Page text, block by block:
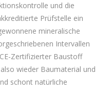
und die
Prüfstelle ein
mineralische
Intervallen
Zertifizierter Baustoff
wieder Baumaterial und
schont natürliche